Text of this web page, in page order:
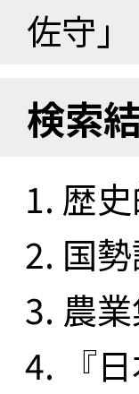
佐守」
検索
歴
国
農
『